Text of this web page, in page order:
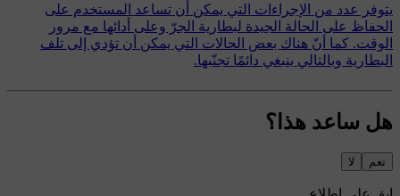
يتوفر عدد من الإجراءات التي يمكن أن تساعد المستخدم على
الحفاظ على الحالة الجيدة لبطارية الجرّ وعلى أدائها مع مرور
الوقت. كما أنّ هناك بعض الحالات التي يمكن أن تؤدي إلى تلف
البطارية وبالتالي ينبغي دائمًا تجنّبها.
هل ساعد هذا؟
نعم لا